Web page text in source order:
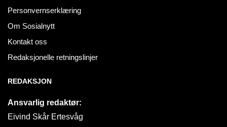
Personvernserklæring
Om Sosialnytt
Kontakt oss
Redaksjonelle retningslinjer
REDAKSJON
Ansvarlig redaktør:
Eivind Skår Ertesvåg